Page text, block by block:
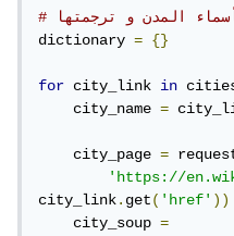
المدن و ترجمتها
dictionary = {}
for city_link in
    city_name
=
    city_page
=
'https://
city_link.get('href'))
    city_soup
=